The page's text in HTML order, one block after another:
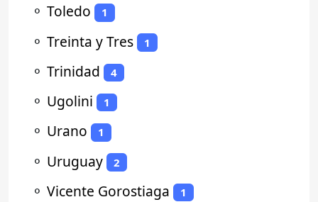
⚬ Toledo 1
⚬ Treinta y Tres 1
⚬ Trinidad 4
⚬ Ugolini 1
⚬ Urano 1
⚬ Uruguay 2
⚬ Vicente Gorostiaga 1